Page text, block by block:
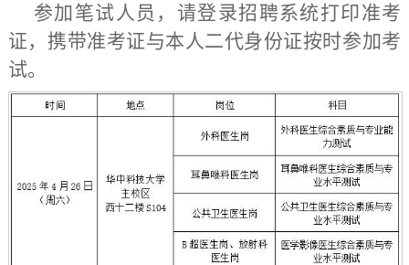
参加笔试人员，请登录招聘系统打印准考
证，携带准考证与本人二代身份证按时参加考
试。